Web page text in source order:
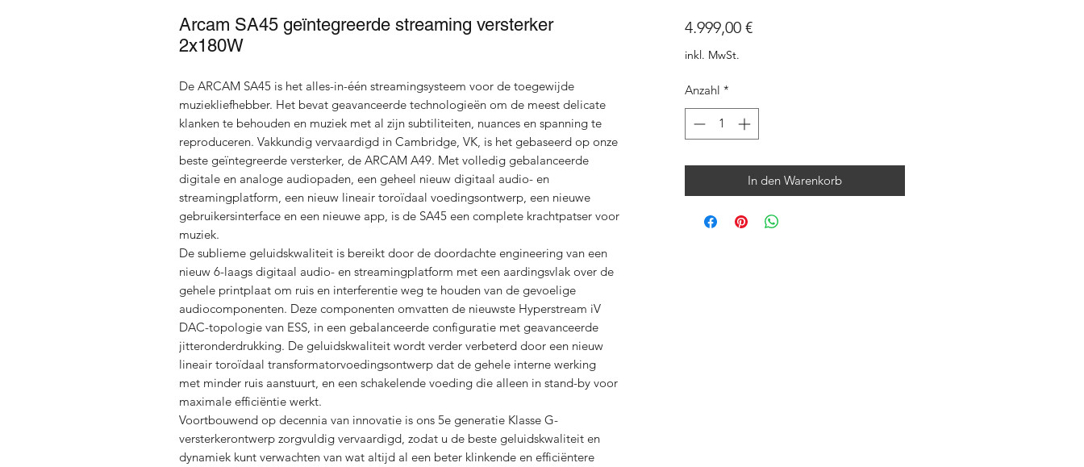
Arcam SA45 geïntegreerde streaming versterker
2x180W
De ARCAM SA45 is het alles-in-één streamingsysteem voor de toegewijde
muziekliefhebber. Het bevat geavanceerde technologieën om de meest delicate
klanken te behouden en muziek met al zijn subtiliteiten, nuances en spanning te
reproduceren. Vakkundig vervaardigd in Cambridge, VK, is het gebaseerd op onze
beste geïntegreerde versterker, de ARCAM A49. Met volledig gebalanceerde
digitale en analoge audiopaden, een geheel nieuw digitaal audio- en
streamingplatform, een nieuw lineair toroïdaal voedingsontwerp, een nieuwe
gebruikersinterface en een nieuwe app, is de SA45 een complete krachtpatser voor
muziek.
De sublieme geluidskwaliteit is bereikt door de doordachte engineering van een
nieuw 6-laags digitaal audio- en streamingplatform met een aardingsvlak over de
gehele printplaat om ruis en interferentie weg te houden van de gevoelige
audiocomponenten. Deze componenten omvatten de nieuwste Hyperstream iV
DAC-topologie van ESS, in een gebalanceerde configuratie met geavanceerde
jitteronderdrukking. De geluidskwaliteit wordt verder verbeterd door een nieuw
lineair toroïdaal transformatorvoedingsontwerp dat de gehele interne werking
met minder ruis aanstuurt, en een schakelende voeding die alleen in stand-by voor
maximale efficiëntie werkt.
Voortbouwend op decennia van innovatie is ons 5e generatie Klasse G-
versterkerontwerp zorgvuldig vervaardigd, zodat u de beste geluidskwaliteit en
dynamiek kunt verwachten van wat altijd al een beter klinkende en efficiëntere
4.999,00 €Preis
inkl. MwSt.
Anzahl *
In den Warenkorb